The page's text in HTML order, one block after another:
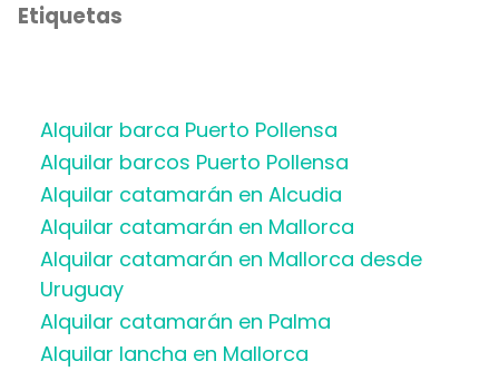
Etiquetas
Alquilar barca Puerto Pollensa
Alquilar barcos Puerto Pollensa
Alquilar catamarán en Alcudia
Alquilar catamarán en Mallorca
Alquilar catamarán en Mallorca desde
Uruguay
Alquilar catamarán en Palma
Alquilar lancha en Mallorca